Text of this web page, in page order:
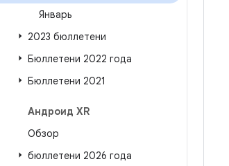
Январь
2023 бюллетени
Бюллетени 2022 года
Бюллетени 2021
Андроид XR
Обзор
бюллетени 2026 года